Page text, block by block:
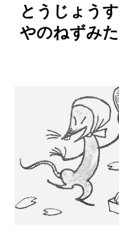
とうじょう
やのねずみた